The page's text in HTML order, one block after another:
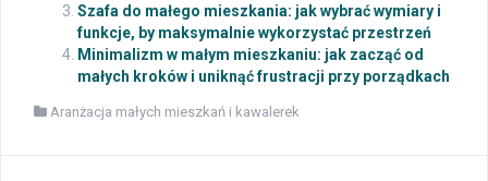
Szafa do małego mieszkania: jak wybrać wymiary i
funkcje, by maksymalnie wykorzystać przestrzeń
Minimalizm w małym mieszkaniu: jak zacząć od
małych kroków i uniknąć frustracji przy porządkach
Aranżacja małych mieszkań i kawalerek